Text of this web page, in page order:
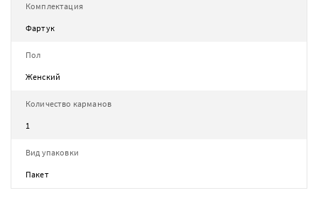
Комплектация
Фартук
Пол
Женский
Количество карманов
1
Вид упаковки
Пакет